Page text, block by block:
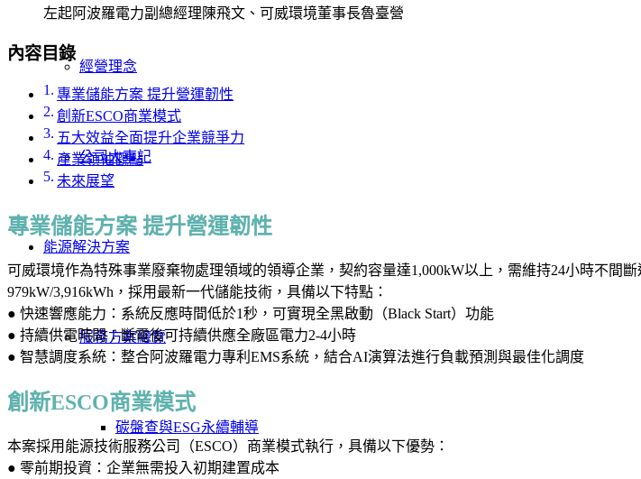
經營理念
公司大事記
能源解決方案
服務方案總覽
碳盤查與ESG永續輔導
左起阿波羅電力副總經理陳飛文、可威環境董事長魯臺營
內容目錄
專業儲能方案 提升營運韌性
創新ESCO商業模式
五大效益全面提升企業競爭力
產業領袖觀點
未來展望
專業儲能方案 提升營運韌性
可威環境作為特殊事業廢棄物處理領域的領導企業，契約容量達1,000kW以上，需維持24小時不間
979kW/3,916kWh，採用最新一代儲能技術，具備以下特點：
● 快速響應能力：系統反應時間低於1秒，可實現全黑啟動（Black Start）功能
● 持續供電時間：斷電後可持續供應全廠區電力2-4小時
● 智慧調度系統：整合阿波羅電力專利EMS系統，結合AI演算法進行負載預測與最佳化調度
創新ESCO商業模式
本案採用能源技術服務公司（ESCO）商業模式執行，具備以下優勢：
● 零前期投資：企業無需投入初期建置成本